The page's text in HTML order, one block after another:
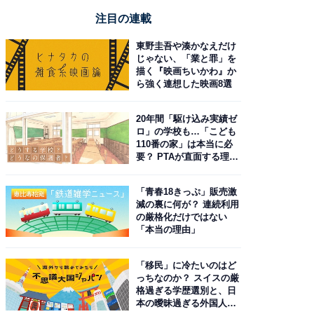
注目の連載
東野圭吾や湊かなえだけ
じゃない、「業と罪」を
描く『映画ちいかわ』か
ら強く連想した映画8選
20年間「駆け込み実績ゼ
ロ」の学校も…「こども
110番の家」は本当に必
要？ PTAが直面する理想
「青春18きっぷ」販売激
減の裏に何が？ 連続利用
の厳格化だけではない
「本当の理由」
「移民」に冷たいのはど
っちなのか？ スイスの厳
格過ぎる学歴選別と、日
本の曖昧過ぎる外国人政